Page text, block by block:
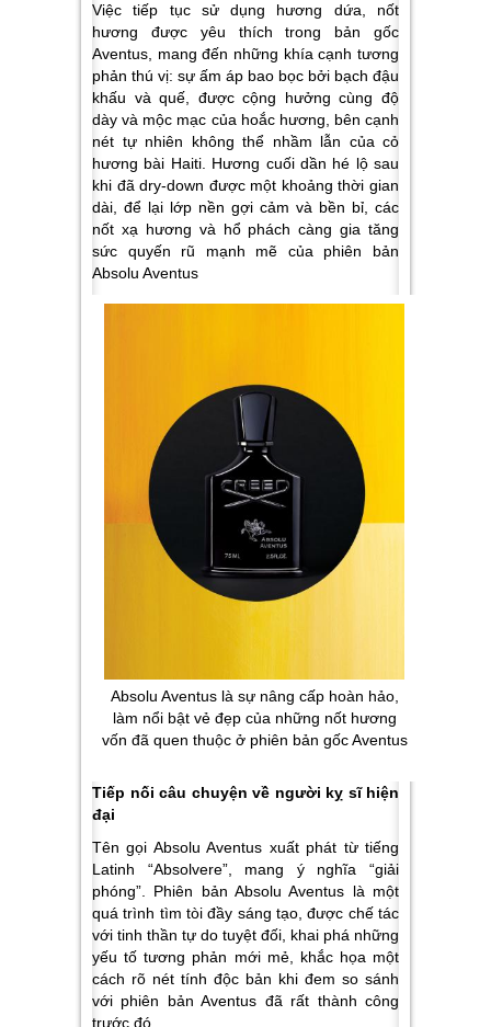
Việc tiếp tục sử dụng hương dứa, nốt
hương được yêu thích trong bản gốc
Aventus, mang đến những khía cạnh tương
phản thú vị: sự ấm áp bao bọc bởi bạch đậu
khấu và quế, được cộng hưởng cùng độ
dày và mộc mạc của hoắc hương, bên cạnh
nét tự nhiên không thể nhầm lẫn của cỏ
hương bài Haiti. Hương cuối dần hé lộ sau
khi đã dry-down được một khoảng thời gian
dài, để lại lớp nền gợi cảm và bền bỉ, các
nốt xạ hương và hổ phách càng gia tăng
sức quyến rũ mạnh mẽ của phiên bản
Absolu Aventus
Absolu Aventus là sự nâng cấp hoàn hảo,
làm nổi bật vẻ đẹp của những nốt hương
vốn đã quen thuộc ở phiên bản gốc Aventus
Tiếp nối câu chuyện về người kỵ sĩ hiện
đại
Tên gọi Absolu Aventus xuất phát từ tiếng
Latinh “Absolvere”, mang ý nghĩa “giải
phóng”. Phiên bản Absolu Aventus là một
quá trình tìm tòi đầy sáng tạo, được chế tác
với tinh thần tự do tuyệt đối, khai phá những
yếu tố tương phản mới mẻ, khắc họa một
cách rõ nét tính độc bản khi đem so sánh
với phiên bản Aventus đã rất thành công
trước đó.